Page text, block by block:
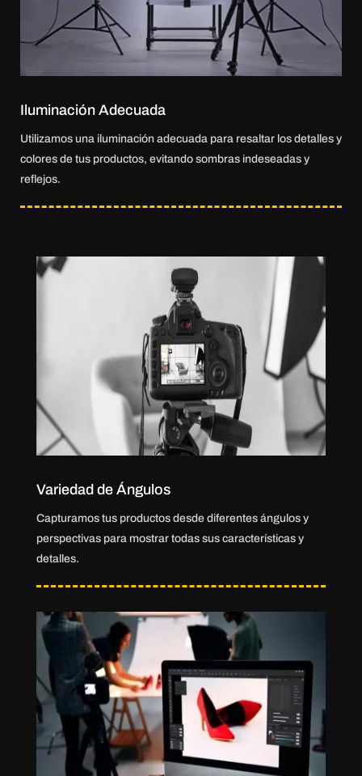
Iluminación Adecuada
Utilizamos una iluminación adecuada para resaltar los detalles y
colores de tus productos, evitando sombras indeseadas y
reflejos.
Variedad de Ángulos
Capturamos tus productos desde diferentes ángulos y
perspectivas para mostrar todas sus características y
detalles.